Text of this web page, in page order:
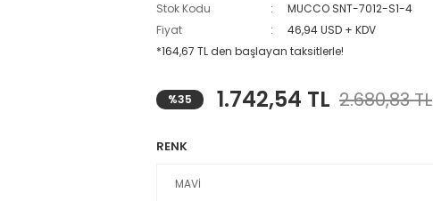
Stok Kodu
MUCCO SNT-7012-S1-4
Fiyat
46,94 USD + KDV
*164,67 TL den başlayan taksitlerle!
%35 1.742,54 TL 2.680,83 TL
RENK